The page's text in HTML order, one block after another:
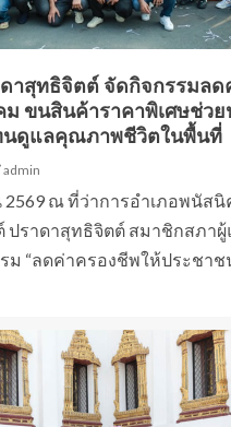
าสุทธิจิตต์ จัดกิจกรรมลด
ขนสินค้าราคาพิเศษช่วย
นดูแลคุณภาพชีวิตในพื้นที่
admin
2569 ณ ที่ว่าการอำเภอพนัส
ปราดาสุทธิจิตต์ สมาชิกสภา
ม “ลดค่าครองชีพให้ประชาช